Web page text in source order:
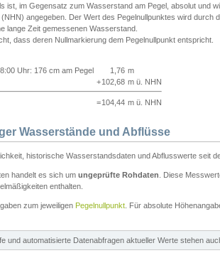
ist, im Gegensatz zum Wasserstand am Pegel, absolut und
angegeben. Der Wert des Pegelnullpunktes wird durch
lange Zeit gemessenen Wasserstand.
dass deren Nullmarkierung dem Pegelnullpunkt entspricht.
Uhr: 176 cm am Pegel
1,76 m
+102,68 m ü. NHN
=104,44 m ü. NHN
Wasserstände und Abflüsse
historische Wasserstandsdaten und Abflusswerte seit
handelt es sich um ungeprüfte Rohdaten . Diese
enthalten.
zum jeweiligen Pegelnullpunkt . Für absolute
und automatisierte Datenabfragen aktueller Werte stehen